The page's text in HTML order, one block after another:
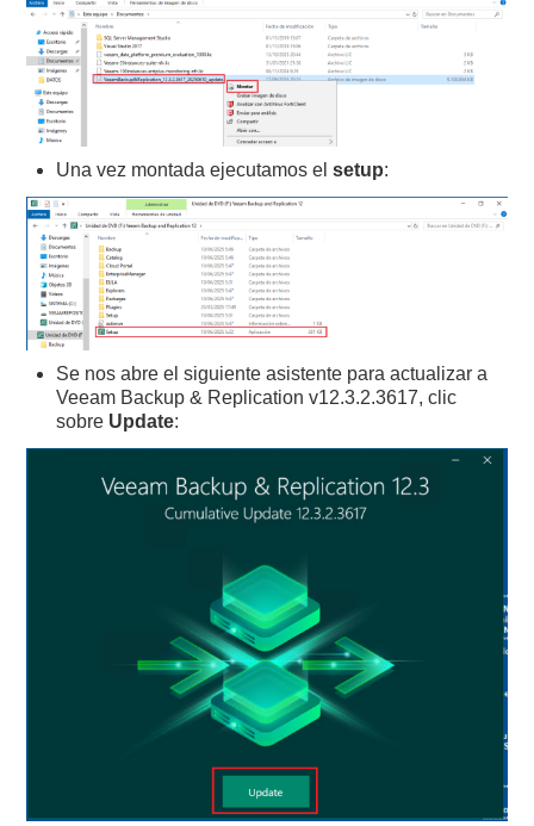
Una vez montada ejecutamos elsetup:
Se nos abre el siguiente asistente para actualizar a
Veeam Backup & Replication v12.3.2.3617, clic
sobre Update: